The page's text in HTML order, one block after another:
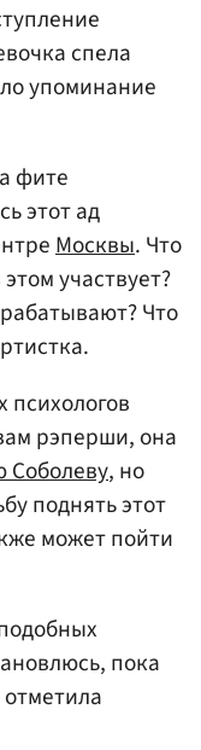
спела
упоминание
фите
этот ад
Москвы. Что
участвует?
Что
психологов
рэперши, она
, но
поднять этот
может пойти
пока